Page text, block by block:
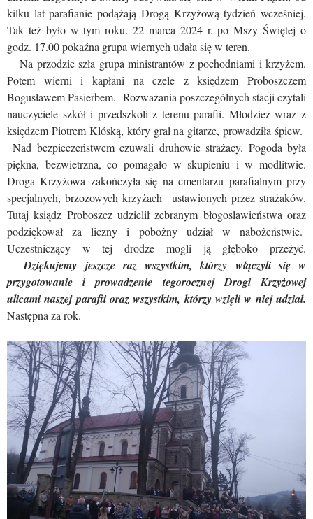
kilku lat parafianie podążają Drogą Krzyżową tydzień wcześniej.
Tak też było w tym roku. 22 marca 2024 r. po Mszy Świętej o
godz. 17.00 pokaźna grupa wiernych udała się w teren.
Na przodzie szła grupa ministrantów z pochodniami i krzyżem.
Potem wierni i kapłani na czele z księdzem Proboszczem
Bogusławem Pasierbem. Rozważania poszczególnych stacji czytali
nauczyciele szkół i przedszkoli z terenu parafii. Młodzież wraz z
księdzem Piotrem Klóską, który grał na gitarze, prowadziła śpiew.
Nad bezpieczeństwem czuwali druhowie strażacy. Pogoda była
piękna, bezwietrzna, co pomagało w skupieniu i w modlitwie.
Droga Krzyżowa zakończyła się na cmentarzu parafialnym przy
specjalnych, brzozowych krzyżach ustawionych przez strażaków.
Tutaj ksiądz Proboszcz udzielił zebranym błogosławieństwa oraz
podziękował za liczny i pobożny udział w nabożeństwie.
Uczestniczący w tej drodze mogli ją głęboko przeżyć.
Dziękujemy jeszcze raz wszystkim, którzy włączyli się w
przygotowanie i prowadzenie tegorocznej Drogi Krzyżowej
ulicami naszej parafii oraz wszystkim, którzy wzięli w niej udział.
Następna za rok.